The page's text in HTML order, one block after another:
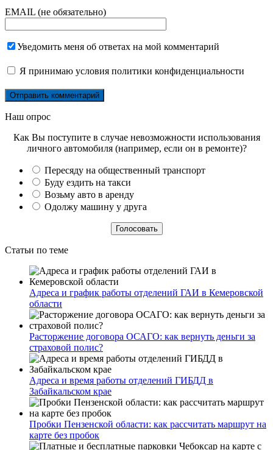
EMAIL (не обязательно)
Уведомить меня об ответах на мой комментарий
Я принимаю условия политики конфиденциальности
Наш опрос
Как Вы поступите в случае невозможности использования
личного автомобиля (например, если он в ремонте)?
Пересяду на общественный транспорт
Буду ездить на такси
Возьму авто в аренду
Одолжу машину у друга
Статьи по теме
Адреса и график работы отделений ГАИ в Кемеровской
области
Расторжение договора ОСАГО: как вернуть деньги за
страховой полис?
Адреса и время работы отделений ГИБДД в
Забайкальском крае
Пробки Пензенской области: как рассчитать маршрут на
карте без пробок